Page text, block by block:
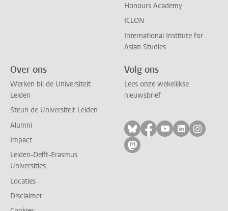
Honours Academy
ICLON
International Institute for
Asian Studies
Over ons
Werken bij de Universiteit
Leiden
Steun de Universiteit Leiden
Alumni
Impact
Leiden-Delft-Erasmus
Universities
Locaties
Disclaimer
Volg ons
Lees onze wekelijkse
nieuwsbrief
Volg ons op bluesky
Volg ons op
Volg ons op
Volg ons
Volg
Volg ons op mastodon